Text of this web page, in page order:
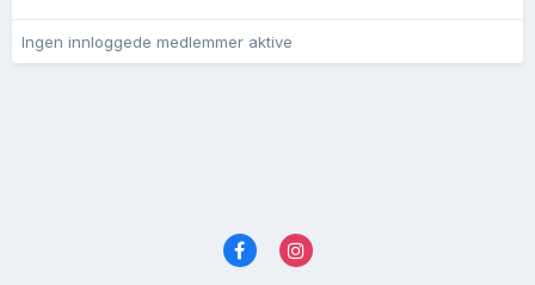
Ingen innloggede medlemmer aktive